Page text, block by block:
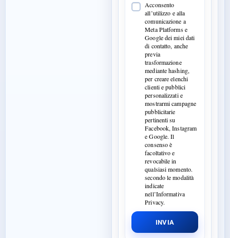
Acconsento
all’utilizzo e alla
comunicazione a
Meta Platforms e
Google dei miei dati
di contatto, anche
previa
trasformazione
mediante hashing,
per creare elenchi
clienti e pubblici
personalizzati e
mostrarmi campagne
pubblicitarie
pertinenti su
Facebook, Instagram
e Google. Il
consenso è
facoltativo e
revocabile in
qualsiasi momento.
secondo le modalità
indicate
nell’Informativa
Privacy.
INVIA